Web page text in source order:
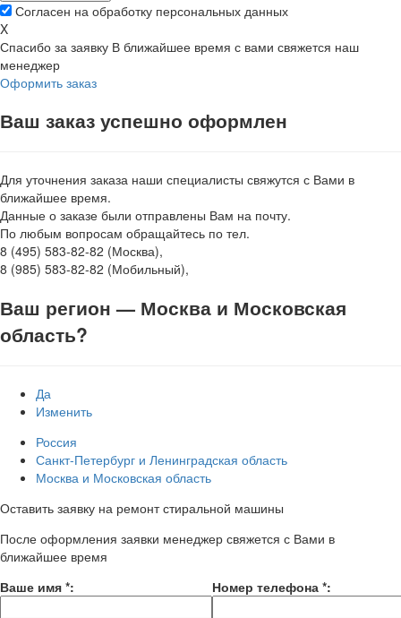
Согласен на обработку персональных данных
X
Спасибо за заявку В ближайшее время с вами свяжется наш
менеджер
Оформить заказ
Ваш заказ успешно оформлен
Для уточнения заказа наши специалисты свяжутся с Вами в
ближайшее время.
Данные о заказе были отправлены Вам на почту.
По любым вопросам обращайтесь по тел.
8 (495) 583-82-82 (Москва),
8 (985) 583-82-82 (Мобильный),
Ваш регион — Москва и Московская
область?
Да
Изменить
Россия
Санкт-Петербург и Ленинградская область
Москва и Московская область
Оставить заявку на ремонт стиральной машины
После оформления заявки менеджер свяжется с Вами в
ближайшее время
Ваше имя *: Номер телефона *: